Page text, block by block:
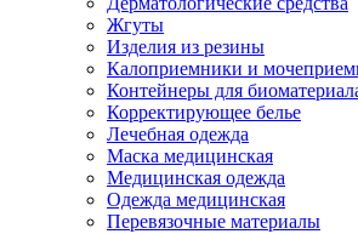
Жгуты
Изделия из резины
Калоприемники и
Контейнеры для
Корректирующее белье
Лечебная одежда
Маска медицинская
Медицинская одежда
Одежда медицинская
Перевязочные материалы